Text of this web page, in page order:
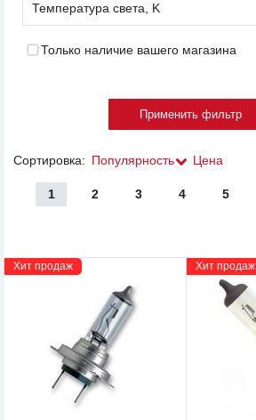
Температура света, K
Только наличие вашего магазина
Сортировка: Популярность Цена
1 2 3 4 5
Хит продаж Хит продаж